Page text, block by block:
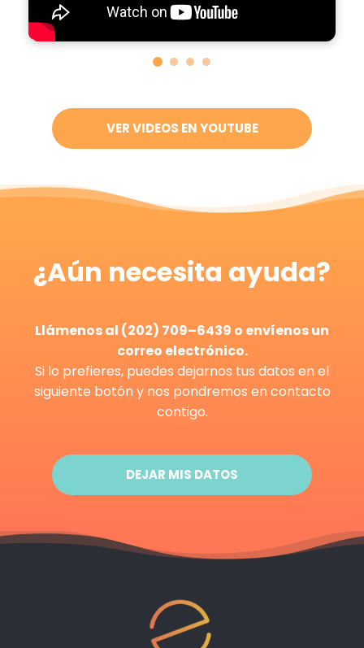
Encuentre más recursos en el blog aquí:
en inmigración explicado por abogados de
VER VIDEOS EN YOUTUBE
¿Aún necesita ayuda?
Llámenosal (202) 709–6439 o envíenosun
correo electrónico.
Si lo prefieres, puedes dejarnos tus datos enel
siguiente botóny nos pondremos encontacto
contigo.
DEJAR MIS DATOS